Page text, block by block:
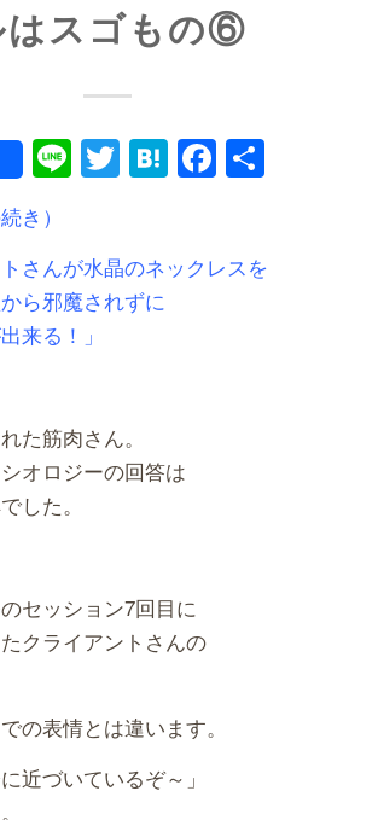
はスゴもの⑥
LineTwitter
Hatena共
き）
トさんが水晶のネックレスを
ら邪魔されずに
来る！」
た筋肉さん。
オロジーの回答は
した。
セッション7回目に
クライアントさんの
の表情とは違います。
近づいているぞ～」